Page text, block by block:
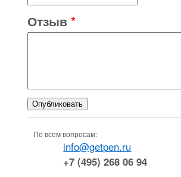
Отзыв *
По всем вопросам:
info@getpen.ru
+7 (495) 268 06 94